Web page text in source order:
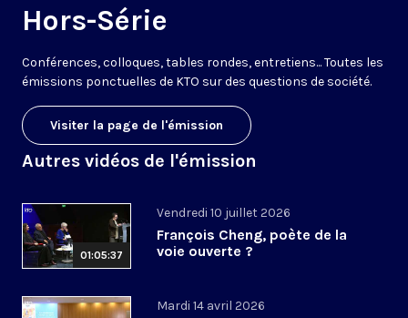
Hors-Série
Conférences, colloques, tables rondes, entretiens... Toutes les
émissions ponctuelles de KTO sur des questions de société.
Visiter la page de l'émission
Autres vidéos de l'émission
01:05:37
Vendredi 10 juillet 2026
François Cheng, poète de la
voie ouverte ?
Mardi 14 avril 2026